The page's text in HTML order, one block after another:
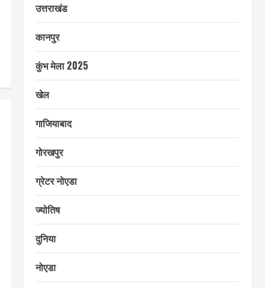
उत्तराखंड
कानपुर
कुंभ मेला 2025
खेल
गाजियाबाद
गोरखपुर
ग्रेटर नोएडा
ज्योतिष
दुनिया
नोएडा